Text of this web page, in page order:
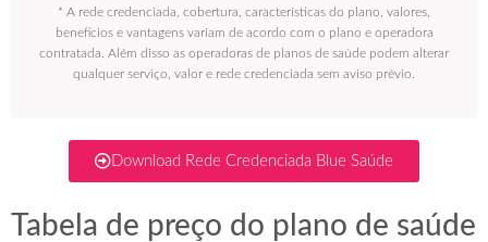
* A rede credenciada, cobertura, características do plano, valores,
benefícios e vantagens variam de acordo com o plano e operadora
contratada. Além disso as operadoras de planos de saúde podem alterar
qualquer serviço, valor e rede credenciada sem aviso prévio.
Download Rede Credenciada Blue Saúde
Tabela de preço do plano de saúde